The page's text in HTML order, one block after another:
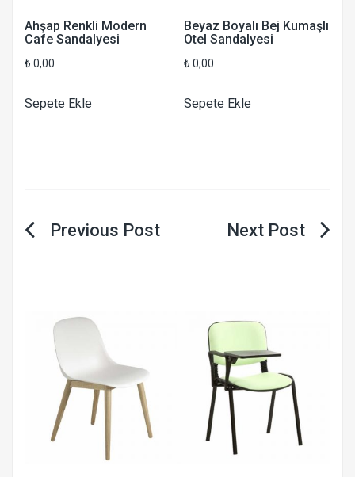
Ahşap Renkli Modern
Cafe Sandalyesi
₺ 0,00
Sepete Ekle
Beyaz Boyalı Bej Kumaşlı
Otel Sandalyesi
₺ 0,00
Sepete Ekle
Yazı